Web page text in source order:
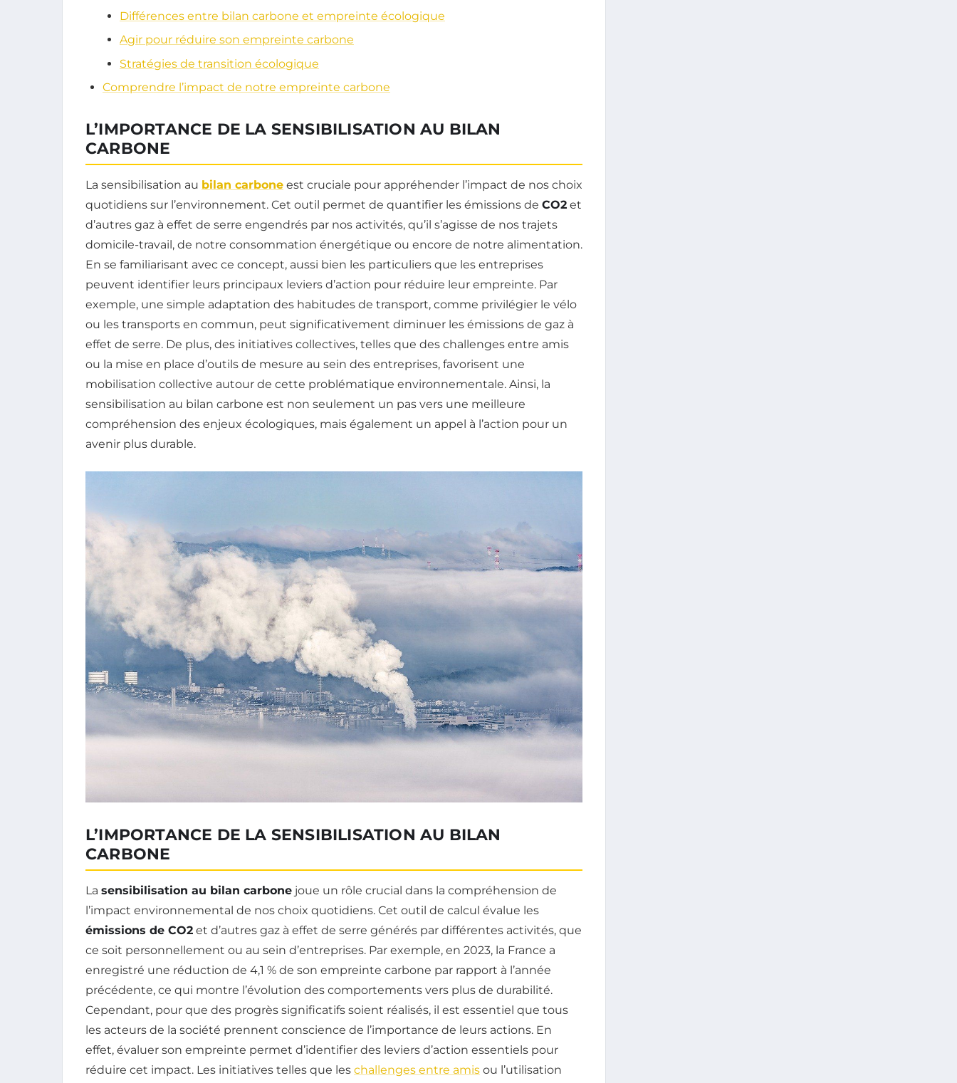
Différences entre bilan carbone et empreinte écologique
Agir pour réduire son empreinte carbone
Stratégies de transition écologique
Comprendre l’impact de notre empreinte carbone
L’IMPORTANCE DE LA SENSIBILISATION AU BILAN
CARBONE
La sensibilisation au bilan carbone est cruciale pour appréhender l’impact de nos choix
quotidiens sur l’environnement. Cet outil permet de quantifier les émissions de CO2 et
d’autres gaz à effet de serre engendrés par nos activités, qu’il s’agisse de nos trajets
domicile-travail, de notre consommation énergétique ou encore de notre alimentation.
En se familiarisant avec ce concept, aussi bien les particuliers que les entreprises
peuvent identifier leurs principaux leviers d’action pour réduire leur empreinte. Par
exemple, une simple adaptation des habitudes de transport, comme privilégier le vélo
ou les transports en commun, peut significativement diminuer les émissions de gaz à
effet de serre. De plus, des initiatives collectives, telles que des challenges entre amis
ou la mise en place d’outils de mesure au sein des entreprises, favorisent une
mobilisation collective autour de cette problématique environnementale. Ainsi, la
sensibilisation au bilan carbone est non seulement un pas vers une meilleure
compréhension des enjeux écologiques, mais également un appel à l’action pour un
avenir plus durable.
L’IMPORTANCE DE LA SENSIBILISATION AU BILAN
CARBONE
La sensibilisation au bilan carbone joue un rôle crucial dans la compréhension de
l’impact environnemental de nos choix quotidiens. Cet outil de calcul évalue les
émissions de CO2 et d’autres gaz à effet de serre générés par différentes activités, que
ce soit personnellement ou au sein d’entreprises. Par exemple, en 2023, la France a
enregistré une réduction de 4,1 % de son empreinte carbone par rapport à l’année
précédente, ce qui montre l’évolution des comportements vers plus de durabilité.
Cependant, pour que des progrès significatifs soient réalisés, il est essentiel que tous
les acteurs de la société prennent conscience de l’importance de leurs actions. En
effet, évaluer son empreinte permet d’identifier des leviers d’action essentiels pour
réduire cet impact. Les initiatives telles que les challenges entre amis ou l’utilisation